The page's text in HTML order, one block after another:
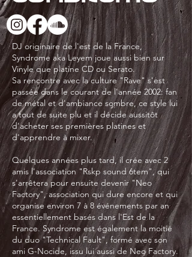
DJ originaire de l'est de la France,
Syndrome aka Leyem joue aussi bien sur
Vinyle que platine CD ou Serato.
Sa rencontre avec la culture "Rave" s'est
passée dans le courant de l'année 2002: fan
de métal et d'ambiance sombre, ce style lui
a tout de suite plu et il décide aussitôt
d'acheter ses premières platines et
d'apprendre à mixer.
Quelques années plus tard, il crée avec 2
amis l'association "Rskp sound 6tem", qui
s'arrêtera pour ensuite devenir "Neo
Factory", association qui dure encore et qui
organise environ 7 à 8 événements par an
essentiellement basés dans l'Est de la
France. Syndrome est également la moitié
du duo "Technical Fault", formé avec son
ami G-Nocide, issu lui aussi de Neo Factory.